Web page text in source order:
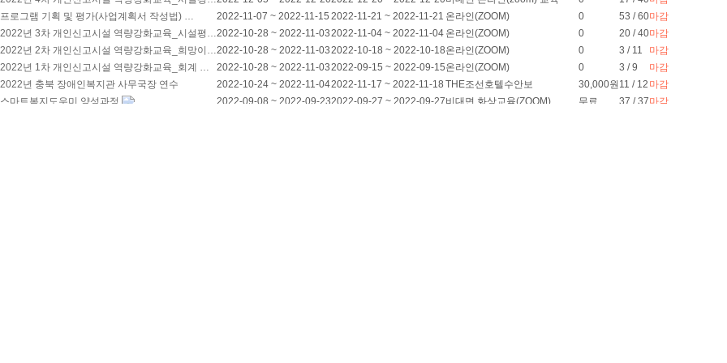
프로그램 기획 및 평가(사업계획서 작성법) …
2022-11-07 ~ 2022-11-15 2022-11-21 ~ 2022-11-21 온라인(ZOOM) 0 53 / 60마감
2022년 3차 개인신고시설 역량강화교육_시설평…2022-10-28 ~ 2022-11-032022-11-04 ~ 2022-11-04 온라인(ZOOM) 0 20 / 40마감
2022년 2차 개인신고시설 역량강화교육_희망이…2022-10-28 ~ 2022-11-032022-10-18 ~ 2022-10-18온라인(ZOOM) 0 3 / 11
마감
2022년 1차 개인신고시설 역량강화교육_회계 …
2022-10-28 ~ 2022-11-032022-09-15 ~ 2022-09-15온라인(ZOOM) 0 3 / 9
마감
2022년 충북 장애인복지관 사무국장 연수
2022-10-24 ~ 2022-11-042022-11-17 ~ 2022-11-18 THE조선호텔수안보 30,000원 11 / 12 마감
스마트복지도우미 양성과정
2022-09-08 ~ 2022-09-232022-09-27 ~ 2022-09-27비대면 화상교육(ZOOM) 무료 37 / 37마감